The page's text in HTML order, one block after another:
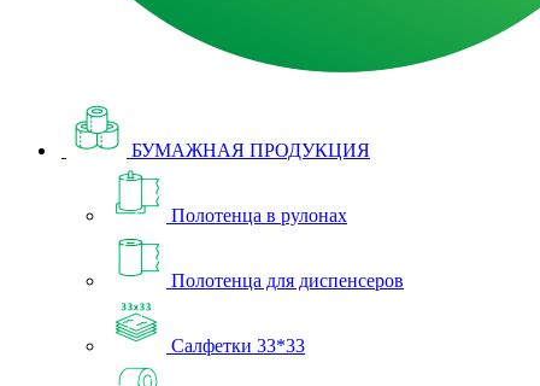
БУМАЖНАЯ ПРОДУКЦИЯ
Полотенца в рулонах
Полотенца для диспенсеров
Салфетки 33*33